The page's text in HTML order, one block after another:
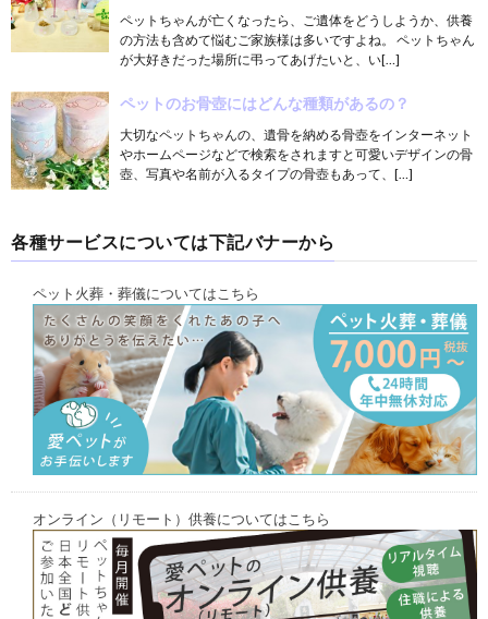
ペットちゃんが亡くなったら、ご遺体をどうしようか、供養
の方法も含めて悩むご家族様は多いですよね。 ペットちゃん
が大好きだった場所に弔ってあげたいと、い[…]
ペットのお骨壺にはどんな種類があるの？
大切なペットちゃんの、遺骨を納める骨壺をインターネット
やホームページなどで検索をされますと可愛いデザインの骨
壺、写真や名前が入るタイプの骨壺もあって、[…]
各種サービスについては下記バナーから
ペット火葬・葬儀についてはこちら
オンライン（リモート）供養についてはこちら